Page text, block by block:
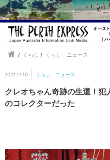
/ くらし / くらし：ニュース
2021.11.10 くらし：ニュース
クレオちゃん奇跡の生還！
のコレクターだった